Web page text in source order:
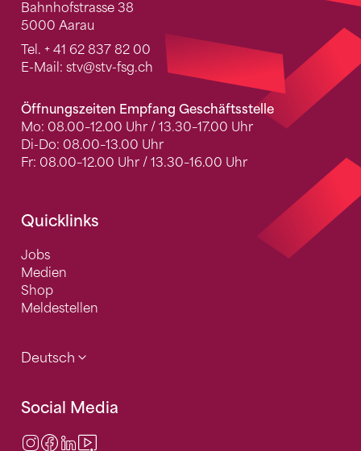
Bahnhofstrasse 38
5000 Aarau
Tel. + 41 62 837 82 00
E-Mail: stv@stv-fsg.ch
Öffnungszeiten Empfang Geschäftsstelle
Mo: 08.00–12.00 Uhr / 13.30–17.00 Uhr
Di-Do: 08.00–13.00 Uhr
Fr: 08.00–12.00 Uhr / 13.30–16.00 Uhr
Quicklinks
Jobs
Medien
Shop
Meldestellen
Deutsch
Social Media
Instagram
Facebook
LinkedIn